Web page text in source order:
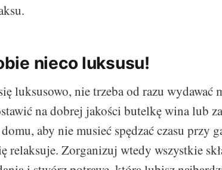
nieco luksusu!
luksusowo, nie trzeba od razu wydawać
na dobrej jakości butelkę wina lub
aby nie musieć spędzać czasu przy
relaksuje. Zorganizuj wtedy wszystkie